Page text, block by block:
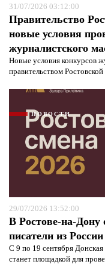
31/07/2026 03:12:00
Правительство
новые условия
журналистского
Новые условия конкурсов
правительством Ростовской
НОВОСТИ
29/07/2026 13:52:00
В Ростове-на-Дону
писатели из
С 9 по 19 сентября Донская
станет площадкой для